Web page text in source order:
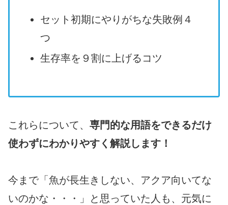
セット初期にやりがちな失敗例４
つ
生存率を９割に上げるコツ
これらについて、 専門的な用語をできるだけ
使わずにわかりやすく解説します！
今まで「魚が長生きしない、アクア向いてな
いのかな・・・」と思っていた人も、元気に